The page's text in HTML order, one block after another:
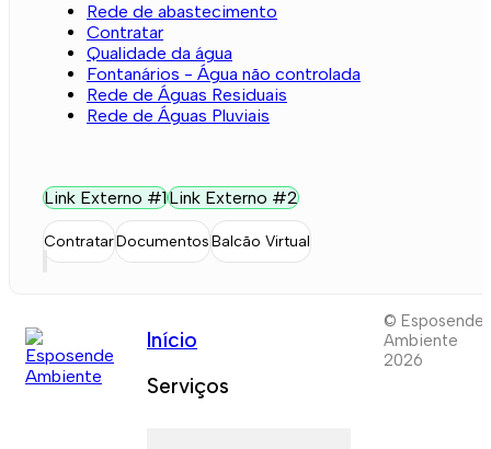
Rede de abastecimento
Contratar
Qualidade da água
Fontanários - Água não controlada
Rede de Águas Residuais
Rede de Águas Pluviais
Link Externo #1Link Externo #2
ContratarDocumentosBalcão Virtual
Início
Serviços
© Esposende
Ambiente
2026